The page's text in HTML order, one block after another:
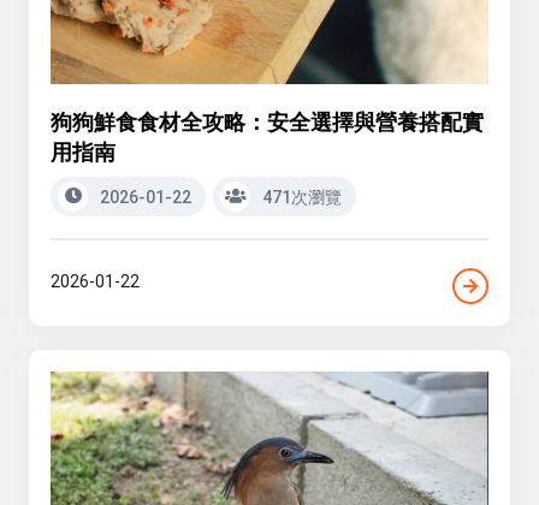
狗狗鮮食食材全攻略：安全選擇與營養搭配實
用指南
2026-01-22 471次瀏覽
2026-01-22